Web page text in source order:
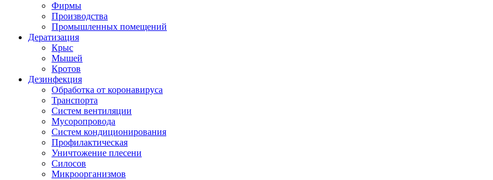
Фирмы
Производства
Промышленных помещений
Дератизация
Крыс
Мышей
Кротов
Дезинфекция
Обработка от коронавируса
Транспорта
Систем вентиляции
Мусоропровода
Систем кондиционирования
Профилактическая
Уничтожение плесени
Силосов
Микроорганизмов